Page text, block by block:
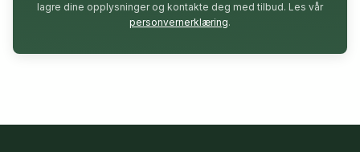
lagre dine opplysninger og kontakte deg med tilbud. Les vår
personvernerklæring.